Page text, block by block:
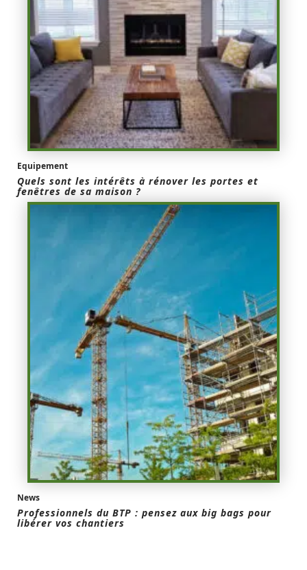
Equipement
Quels sont les intérêts à rénover les portes et
fenêtres de sa maison ?
News
Professionnels du BTP : pensez aux big bags pour
libérer vos chantiers